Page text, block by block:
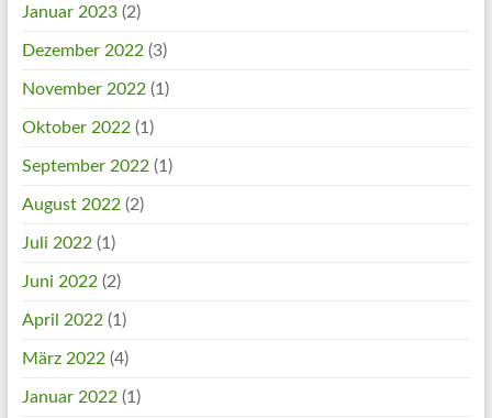
Januar 2023(2)
Dezember 2022(3)
November 2022(1)
Oktober 2022(1)
September 2022(1)
August 2022(2)
Juli 2022(1)
Juni 2022(2)
April 2022(1)
März 2022(4)
Januar 2022(1)